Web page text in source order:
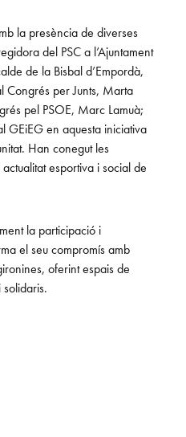
la presència de diverses
del PSC a l’Ajuntament
de la Bisbal d’Empordà,
per Junts, Marta
pel PSOE, Marc Lamuà;
GEiEG en aquesta iniciativa
Han conegut les
esportiva i social de
la participació i
el seu compromís amb
oferint espais de